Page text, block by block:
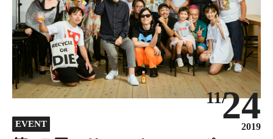
EVENT
11/24
2019